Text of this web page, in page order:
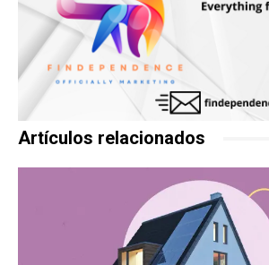
Artículos relacionados